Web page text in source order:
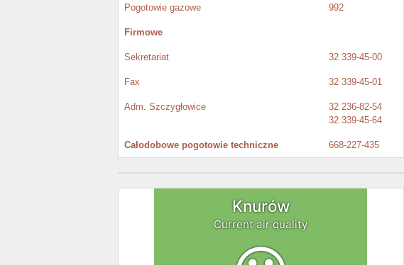
Pogotowie gazowe 992
Firmowe
Sekretariat 32 339-45-00
Fax 32 339-45-01
Adm. Szczygłowice
32 236-82-54
32 339-45-64
Całodobowe pogotowie techniczne 668-227-435